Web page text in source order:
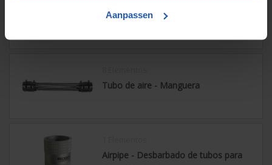
Aanpassen
Airpipe - Espaciador de abrazadera
Tubo de aire - Manguera
Airpipe - Desbarbado de tubos para